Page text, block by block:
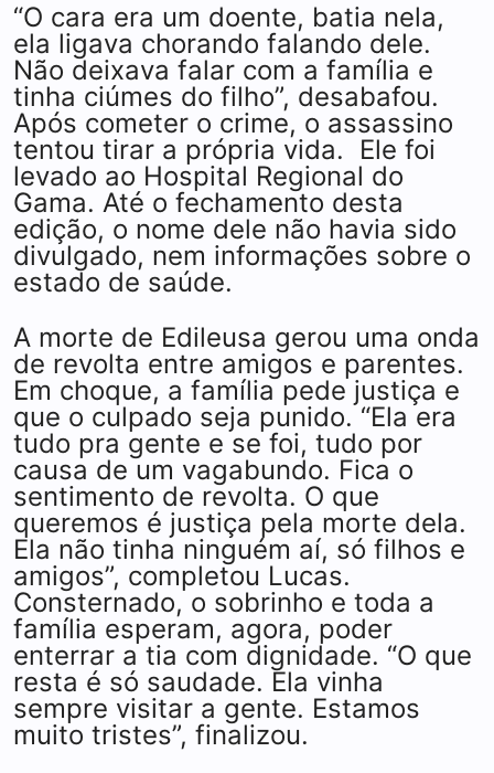
“O cara era um doente, batia nela,
ela ligava chorando falando dele.
Não deixava falar com a família e
tinha ciúmes do filho”, desabafou.
Após cometer o crime, o assassino
tentou tirar a própria vida. Ele foi
levado ao Hospital Regional do
Gama. Até o fechamento desta
edição, o nome dele não havia sido
divulgado, nem informações sobre o
estado de saúde.
A morte de Edileusa gerou uma onda
de revolta entre amigos e parentes.
Em choque, a família pede justiça e
que o culpado seja punido. “Ela era
tudo pra gente e se foi, tudo por
causa de um vagabundo. Fica o
sentimento de revolta. O que
queremos é justiça pela morte dela.
Ela não tinha ninguém aí, só filhos e
amigos”, completou Lucas.
Consternado, o sobrinho e toda a
família esperam, agora, poder
enterrar a tia com dignidade. “O que
resta é só saudade. Ela vinha
sempre visitar a gente. Estamos
muito tristes”, finalizou.